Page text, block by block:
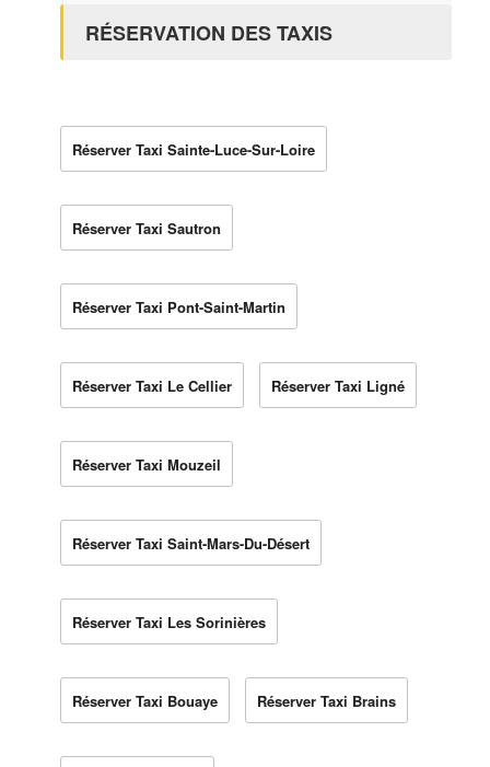
RÉSERVATION DES TAXIS
Réserver Taxi Sainte-Luce-Sur-Loire
Réserver Taxi Sautron
Réserver Taxi Pont-Saint-Martin
Réserver Taxi Le Cellier Réserver Taxi Ligné
Réserver Taxi Mouzeil
Réserver Taxi Saint-Mars-Du-Désert
Réserver Taxi Les Sorinières
Réserver Taxi Bouaye Réserver Taxi Brains